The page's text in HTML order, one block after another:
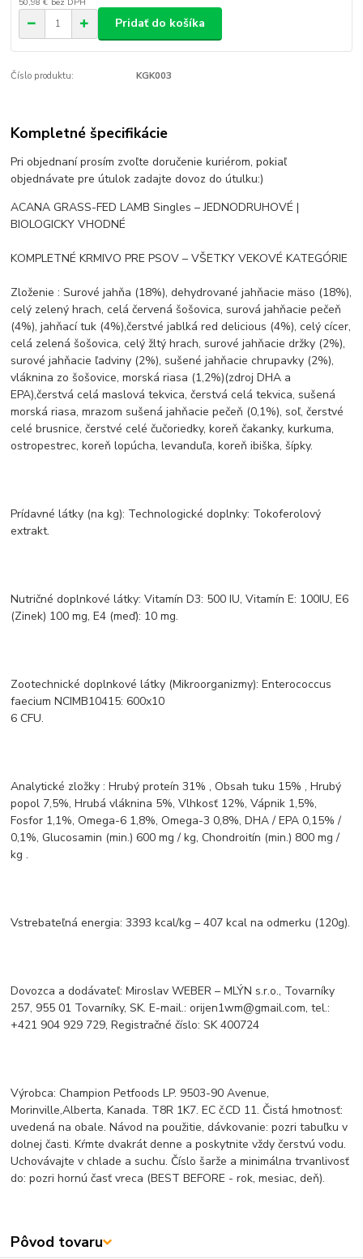
Pridať do košíka
Číslo produktu: KGK003
Kompletné špecifikácie
Pri objednaní prosím zvoľte doručenie kuriérom, pokiaľ
objednávate pre útulok zadajte dovoz do útulku:)
ACANA GRASS-FED LAMB Singles – JEDNODRUHOVÉ |
BIOLOGICKY VHODNÉ
KOMPLETNÉ KRMIVO PRE PSOV – VŠETKY VEKOVÉ KATEGÓRIE
Zloženie : Surové jahňa (18%), dehydrované jahňacie mäso (18%),
celý zelený hrach, celá červená šošovica, surová jahňacie pečeň
(4%), jahňací tuk (4%),čerstvé jablká red delicious (4%), celý cícer,
celá zelená šošovica, celý žltý hrach, surové jahňacie držky (2%),
surové jahňacie ľadviny (2%), sušené jahňacie chrupavky (2%),
vláknina zo šošovice, morská riasa (1,2%)(zdroj DHA a
EPA),čerstvá celá maslová tekvica, čerstvá celá tekvica, sušená
morská riasa, mrazom sušená jahňacie pečeň (0,1%), soľ, čerstvé
celé brusnice, čerstvé celé čučoriedky, koreň čakanky, kurkuma,
ostropestrec, koreň lopúcha, levanduľa, koreň ibiška, šípky.
Prídavné látky (na kg): Technologické doplnky: Tokoferolový
extrakt.
Nutričné doplnkové látky: Vitamín D3: 500 IU, Vitamín E: 100IU, E6
(Zinek) 100 mg, E4 (meď): 10 mg.
Zootechnické doplnkové látky (Mikroorganizmy): Enterococcus
faecium NCIMB10415: 600x10
6 CFU.
Analytické zložky : Hrubý proteín 31% , Obsah tuku 15% , Hrubý
popol 7,5%, Hrubá vláknina 5%, Vlhkosť 12%, Vápnik 1,5%,
Fosfor 1,1%, Omega-6 1,8%, Omega-3 0,8%, DHA / EPA 0,15% /
0,1%, Glucosamin (min.) 600 mg / kg, Chondroitín (min.) 800 mg /
kg .
Vstrebateľná energia: 3393 kcal/kg – 407 kcal na odmerku (120g).
Dovozca a dodávateľ: Miroslav WEBER – MLÝN s.r.o., Tovarníky
257, 955 01 Tovarníky, SK. E-mail.: orijen1wm@gmail.com, tel.:
+421 904 929 729, Registračné číslo: SK 400724
Výrobca: Champion Petfoods LP. 9503-90 Avenue,
Morinville,Alberta, Kanada. T8R 1K7. EC č.CD 11. Čistá hmotnosť:
uvedená na obale. Návod na použitie, dávkovanie: pozri tabuľku v
dolnej časti. Kŕmte dvakrát denne a poskytnite vždy čerstvú vodu.
Uchovávajte v chlade a suchu. Číslo šarže a minimálna trvanlivosť
do: pozri hornú časť vreca (BEST BEFORE - rok, mesiac, deň).
Pôvod tovaru